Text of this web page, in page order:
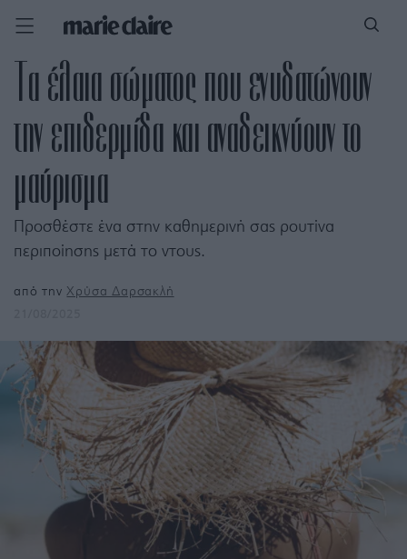
Τα έλαια σώματος που ενυδατώνουν
την επιδερμίδα και αναδεικνύουν το
μαύρισμα
Προσθέστε ένα στην καθημερινή σας ρουτίνα
περιποίησης μετά το ντους.
από τηνΧρύσα Δαρσακλή